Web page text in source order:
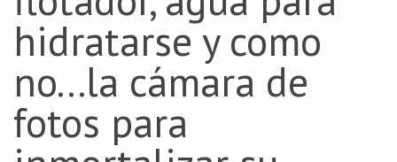
hidratarse y como
no...la cámara de
fotos para